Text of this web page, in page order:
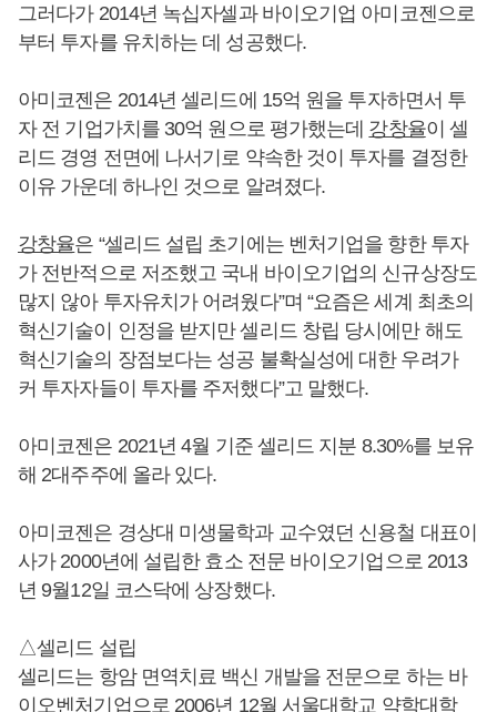
그러다가 2014년 녹십자셀과 바이오기업 아미코젠으로
부터 투자를 유치하는 데 성공했다.
아미코젠은 2014년 셀리드에 15억 원을 투자하면서 투
자 전 기업가치를 30억 원으로 평가했는데 강창율이 셀
리드 경영 전면에 나서기로 약속한 것이 투자를 결정한
이유 가운데 하나인 것으로 알려졌다.
강창율은 “셀리드 설립 초기에는 벤처기업을 향한 투자
가 전반적으로 저조했고 국내 바이오기업의 신규상장도
많지 않아 투자유치가 어려웠다”며 “요즘은 세계 최초의
혁신기술이 인정을 받지만 셀리드 창립 당시에만 해도
혁신기술의 장점보다는 성공 불확실성에 대한 우려가
커 투자자들이 투자를 주저했다”고 말했다.
아미코젠은 2021년 4월 기준 셀리드 지분 8.30%를 보유
해 2대주주에 올라 있다.
아미코젠은 경상대 미생물학과 교수였던 신용철 대표이
사가 2000년에 설립한 효소 전문 바이오기업으로 2013
년 9월12일 코스닥에 상장했다.
△셀리드 설립
셀리드는 항암 면역치료 백신 개발을 전문으로 하는 바
이오벤처기업으로 2006년 12월 서울대학교 약학대학